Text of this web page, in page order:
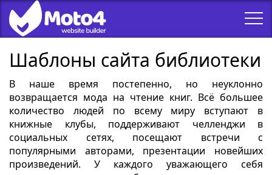
Шаблоны сайта библиотеки
В наше время постепенно, но неуклонно
возвращается мода на чтение книг. Всё большее
количество людей по всему миру вступают в
книжные клубы, поддерживают челленджи в
социальных сетях, посещают встречи с
популярными авторами, презентации новейших
произведений. У каждого уважающего себя